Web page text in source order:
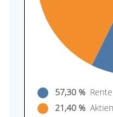
57,30 %
21,40 %